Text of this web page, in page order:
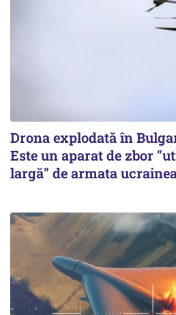
Drona explodată în
Este un aparat de zbor
largă" de armata